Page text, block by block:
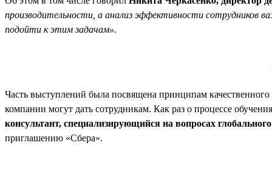
производительности, а анализ эффективности сотрудников
подойти к этим задачам».
Часть выступлений была посвящена принципам
компании могут дать сотрудникам. Как раз о процессе
консультант, специализирующийся на вопросах
приглашению «Сбера».